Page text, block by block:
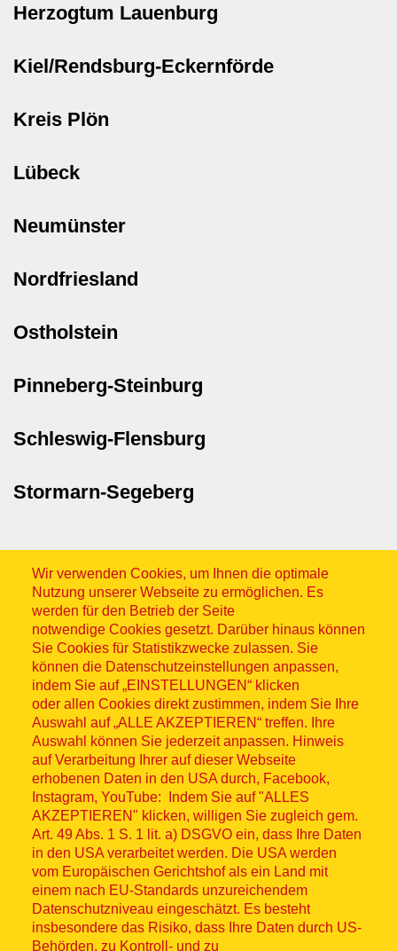
Herzogtum Lauenburg
Kiel/Rendsburg-Eckernförde
Kreis Plön
Lübeck
Neumünster
Nordfriesland
Ostholstein
Pinneberg-Steinburg
Schleswig-Flensburg
Stormarn-Segeberg
Wir verwenden Cookies, um Ihnen die optimale
Nutzung unserer Webseite zu ermöglichen. Es
werden für den Betrieb der Seite
notwendige Cookies gesetzt. Darüber hinaus können
Sie Cookies für Statistikzwecke zulassen. Sie
können die Datenschutzeinstellungen anpassen,
indem Sie auf „EINSTELLUNGEN“ klicken
oder allen Cookies direkt zustimmen, indem Sie Ihre
Auswahl auf „ALLE AKZEPTIEREN“ treffen. Ihre
Auswahl können Sie jederzeit anpassen. Hinweis
auf Verarbeitung Ihrer auf dieser Webseite
erhobenen Daten in den USA durch, Facebook,
Instagram, YouTube: Indem Sie auf "ALLES
AKZEPTIEREN" klicken, willigen Sie zugleich gem.
Art. 49 Abs. 1 S. 1 lit. a) DSGVO ein, dass Ihre Daten
in den USA verarbeitet werden. Die USA werden
vom Europäischen Gerichtshof als ein Land mit
einem nach EU-Standards unzureichendem
Datenschutzniveau eingeschätzt. Es besteht
insbesondere das Risiko, dass Ihre Daten durch US-
Behörden, zu Kontroll- und zu
Sitemap
© ASB 2026
Fußzeilenmenü
Impressum
Datenschutz
Kontakt
Hinweisgebersystem